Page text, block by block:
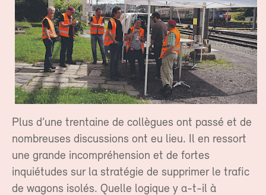
Plus d’une trentaine de collègues ont passé et de
nombreuses discussions ont eu lieu. Il en ressort
une grande incompréhension et de fortes
inquiétudes sur la stratégie de supprimer le trafic
de wagons isolés. Quelle logique y a-t-il à